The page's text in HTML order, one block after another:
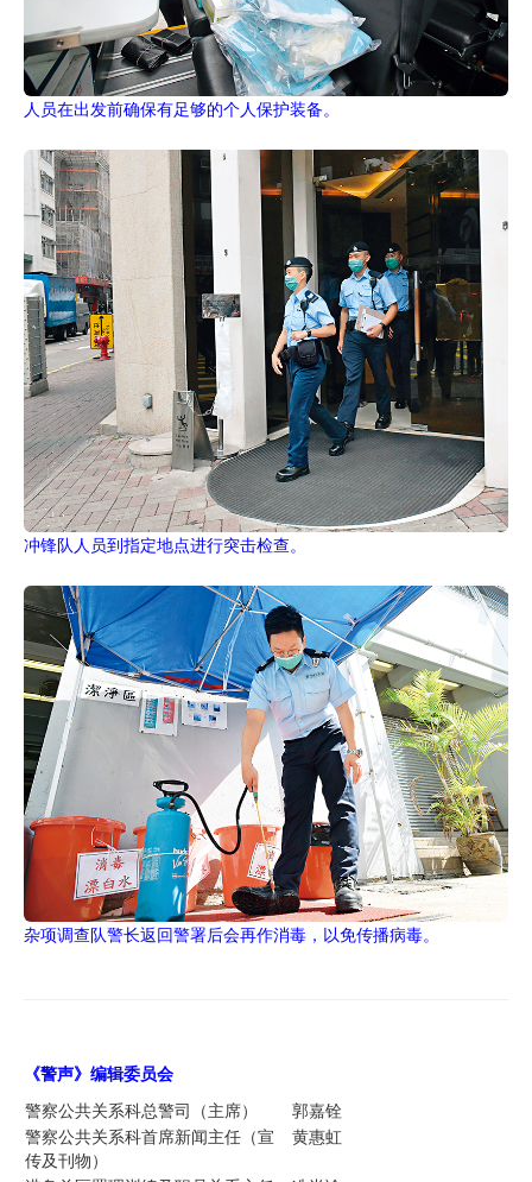
人员在出发前确保有足够的个人保护装备。
冲锋队人员到指定地点进行突击检查。
杂项调查队警长返回警署后会再作消毒，以免传播病毒。
《警声》编辑委员会
警察公共关系科总警司（主席）
郭嘉铨
警察公共关系科首席新闻主任（宣
传及刊物）
黄惠虹